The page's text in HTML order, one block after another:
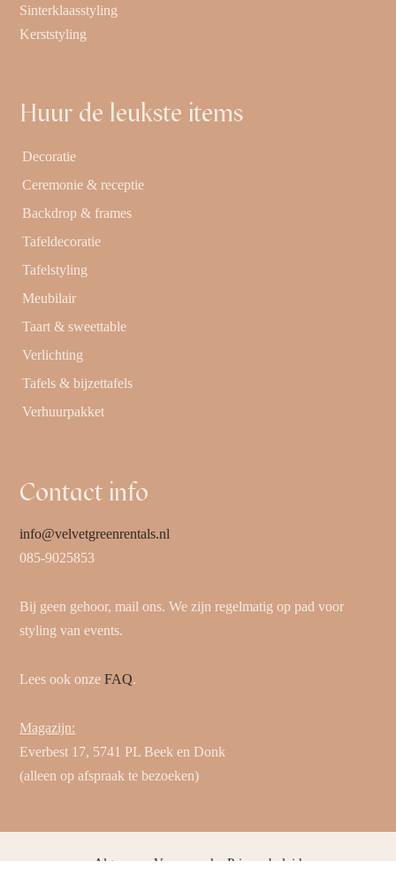
Sinterklaasstyling
Kerststyling
Huur de leukste items
Decoratie
Ceremonie & receptie
Backdrop & frames
Tafeldecoratie
Tafelstyling
Meubilair
Taart & sweettable
Verlichting
Tafels & bijzettafels
Verhuurpakket
Contact info
info@velvetgreenrentals.nl
085-9025853
Bij geen gehoor, mail ons. We zijn regelmatig op pad voor
styling van events.
Lees ook onzeFAQ.
Magazijn:
Everbest 17, 5741 PL Beek en Donk
(alleen op afspraak te bezoeken)
Algemene VoorwaardenPrivacybeleid